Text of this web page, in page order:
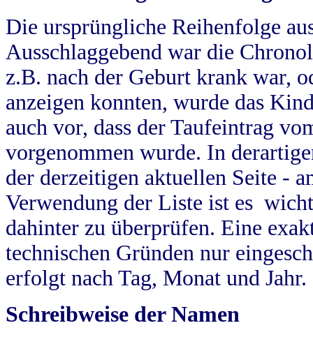
Die ursprüngliche Reihenfolge
Ausschlaggebend war die
z.B. nach der Geburt krank war,
anzeigen konnten, wurde das
auch vor, dass der Taufeintrag
vorgenommen wurde. In
der derzeitigen aktuellen Seite -
Verwendung der Liste ist es
dahinter zu überprüfen. Eine
technischen Gründen nur
erfolgt nach Tag, Monat und Jahr.
Schreibweise der Namen